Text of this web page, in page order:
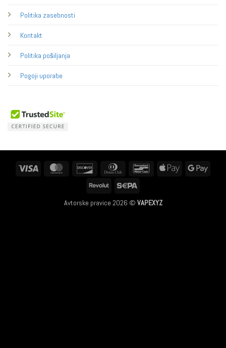
Politika zasebnosti
Kontakt
Politika pošiljanja
Pogoji uporabe
Visa MasterCard Discover
Dinners
BancontactApple
Revolut
Avtorske pravice 2026 © VAPEXYZ